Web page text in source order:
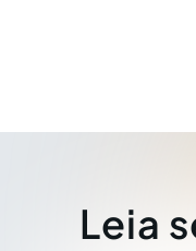
Leia